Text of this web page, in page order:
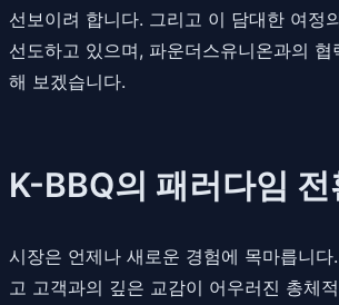
선보이려 합니다. 그리고 이 담대한 여정
선도하고 있으며, 파운더스유니온과의
해 보겠습니다.
K-BBQ의 패러다임
시장은 언제나 새로운 경험에 목마릅니
고 고객과의 깊은 교감이 어우러진 총체